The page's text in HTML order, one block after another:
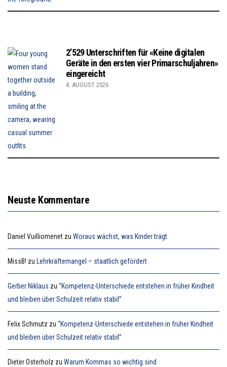
2’529 Unterschriften für «Keine digitalen
Geräte in den ersten vier Primarschuljahren»
eingereicht
4. AUGUST 2026
Neuste Kommentare
Daniel Vuilliomenet zu Woraus wächst, was Kinder trägt
MissB! zu Lehrkräftemangel – staatlich gefördert
Gerber Niklaus zu “Kompetenz-Unterschiede entstehen in früher Kindheit
und bleiben über Schulzeit relativ stabil”
Felix Schmutz zu “Kompetenz-Unterschiede entstehen in früher Kindheit
und bleiben über Schulzeit relativ stabil”
Dieter Osterholz zu Warum Kommas so wichtig sind